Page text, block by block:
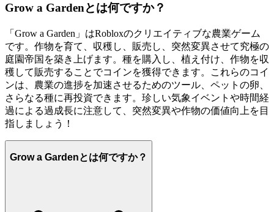
Grow a Gardenとは何ですか？
「Grow a Garden」はRobloxのクリエイティブな農業ゲーム
です。作物を育て、収穫し、販売し、突然変異させて究極の
庭園帝国を築き上げます。種を購入し、植え付け、作物を収
穫して販売することでコインを獲得できます。これらのコイ
ンは、農業の進捗を加速させるためのツール、ペットの卵、
さらなる種に再投資できます。珍しい気象イベントや時間経
過による過成長に注意して、突然変異や作物の価値向上を目
指しましょう！
Grow a Gardenとは何ですか？